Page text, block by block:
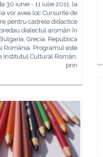
30 iunie - 11 iulie 2011, la
vor avea loc Cursurile de
pentru cadrele didactice
dialectul aromân în
Grecia, Republica
România. Programul este
Institutul Cultural Român,
prin